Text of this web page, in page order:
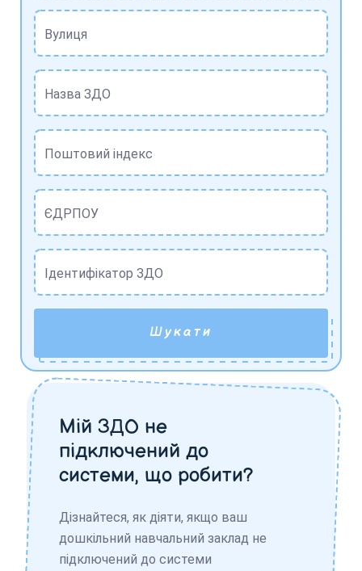
Вулиця
Назва ЗДО
Поштовий індекс
ЄДРПОУ
Ідентифікатор ЗДО
Шукати
Мій ЗДО не
підключений до
системи, що робити?
Дізнайтеся, як діяти, якщо ваш
дошкільний навчальний заклад не
підключений до системи